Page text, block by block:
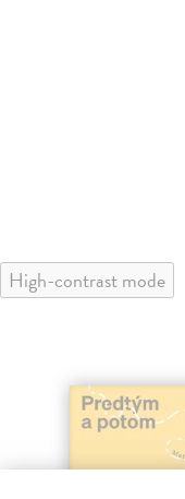
High-contrast mode